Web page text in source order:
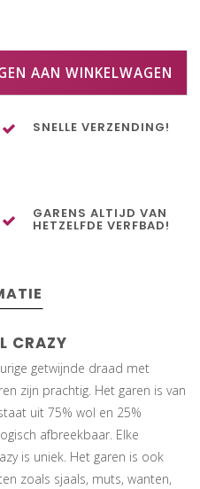
AAN WINKELWAGEN
SNELLE VERZENDING!
GARENS ALTIJD VAN
HETZELFDE VERFBAD!
CRAZY
getwijnde draad met
zijn prachtig. Het garen is van
uit 75% wol en 25%
afbreekbaar. Elke
is uniek. Het garen is ook
zoals sjaals, muts, wanten,